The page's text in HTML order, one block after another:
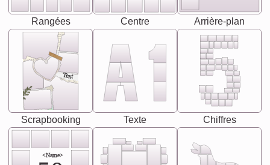
Rangées Centre Arrière-plan
Text
Scrapbooking Texte Chiffres
<Name>